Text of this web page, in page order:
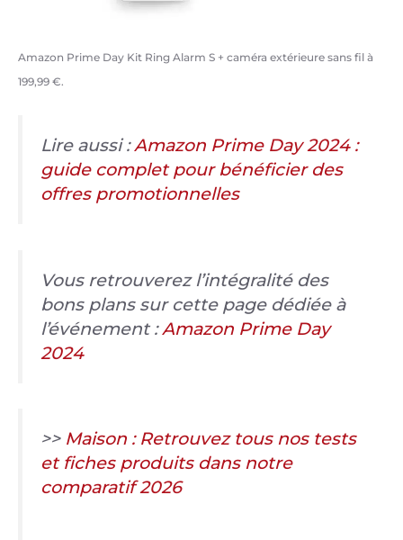
Amazon Prime Day Kit Ring Alarm S + caméra extérieure sans fil à
199,99 €.
Lire aussi :Amazon Prime Day 2024 :
guide complet pour bénéficier des
offres promotionnelles
Vous retrouverez l’intégralité des
bons plans sur cette page dédiée à
l’événement :Amazon Prime Day
2024
>> Maison : Retrouvez tous nos tests
et fiches produits dans notre
comparatif 2026